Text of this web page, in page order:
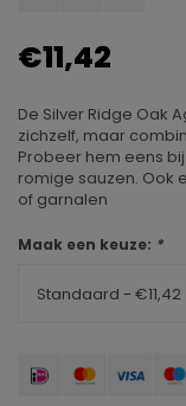
€11,42
De Silver Ridge Oak
zichzelf, maar
Probeer hem eens
romige sauzen. Ook
of garnalen
Maak een keuze: *
Standaard - €11,42